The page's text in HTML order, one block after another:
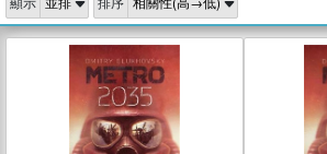
迷走神經